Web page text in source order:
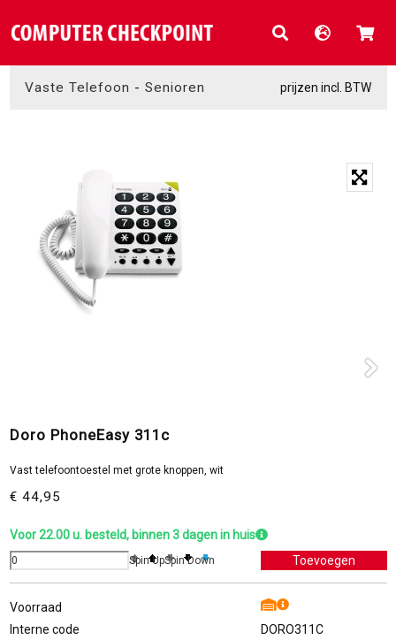
Vaste Telefoon - Senioren prijzen incl. BTW
Doro PhoneEasy 311c
Vast telefoontoestel met grote knoppen, wit
€ 44,95
Voor 22.00 u. besteld, binnen 3 dagen in huis
Spin UpSpin Down
Voorraad
Interne code
DORO311C